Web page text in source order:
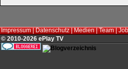
Impressum|Datenschutz|Medien|Team|
© 2010-2026 ePlay TV